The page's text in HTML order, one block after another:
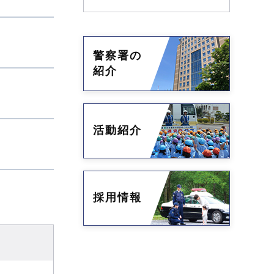
警察署の
紹介
活動紹介
採用情報